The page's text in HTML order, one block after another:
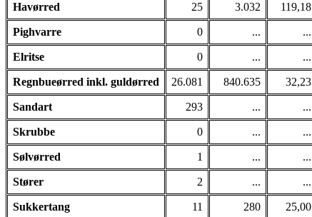
Havørred 25 3.032 119,18
Pighvarre 0 ... ...
Elritse 0 ... ...
Regnbueørred inkl. guldørred 26.081 840.635 32,23
Sandart 293 ... ...
Skrubbe 0 ... ...
Sølvørred 1 ... ...
Stører 2 ... ...
Sukkertang 11 280 25,00